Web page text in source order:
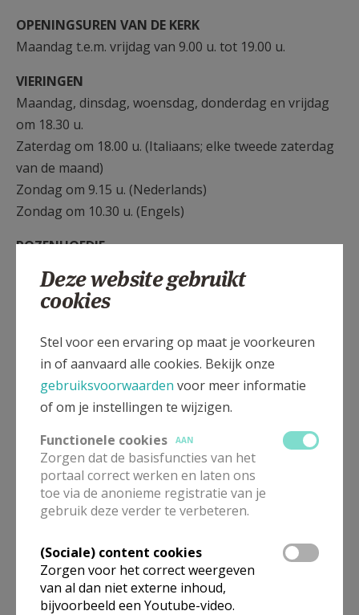
OPENINGSUREN VAN DE KERK
Maandag t.e.m. vrijdag van 9.00 u. tot 19.00 u.
VIERINGEN
Maandag, dinsdag, woensdag, donderdag en vrijdag
om 18.30 u.
Zaterdag om 18.00 u. (Italiaans; elke tweede zaterdag
van de maand)
Zondag om 9.15 u. (Nederlands)
Zondag om 10.30 u. (Engels)
ROZENHOEDJE
Maandag t.e.m. vrijdag om 18.00 u.
Gezinsviering met aansluitend catechese voor kinderen en
volwassenen © Pastorale zone Leuven aan de Dijle
Deze website gebruikt
cookies
Stel voor een ervaring op maat je voorkeuren
in of aanvaard alle cookies. Bekijk onze
gebruiksvoorwaarden voor meer informatie
of om je instellingen te wijzigen.
Functionele cookies
AAN
Zorgen dat de basisfuncties van het
portaal correct werken en laten ons
toe via de anonieme registratie van je
gebruik deze verder te verbeteren.
(Sociale) content cookies
Zorgen voor het correct weergeven
van al dan niet externe inhoud,
bijvoorbeeld een Youtube-video.